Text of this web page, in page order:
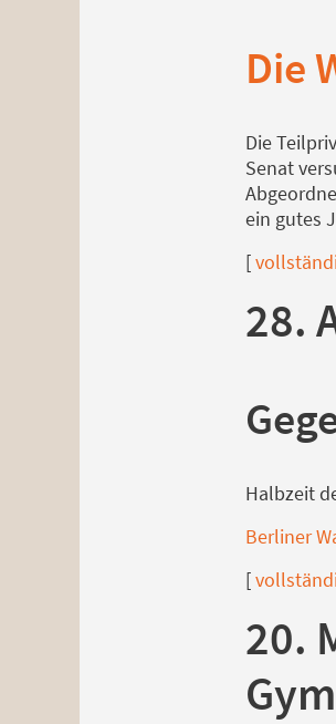
Die
Die
Senat
ein gutes
[
28.
Halbzeit
Berliner
[
20.